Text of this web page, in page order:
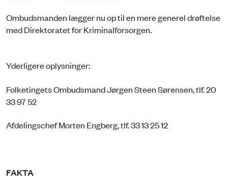
Ombudsmanden lægger nu op til en mere generel drøftelse
med Direktoratet for Kriminalforsorgen.
Yderligere oplysninger:
Folketingets Ombudsmand Jørgen Steen Sørensen, tlf. 20
33 97 52
Afdelingschef Morten Engberg, tlf. 33 13 25 12
FAKTA